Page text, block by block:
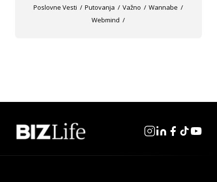
Poslovne Vesti
Putovanja Važno
Wannabe
Webmind